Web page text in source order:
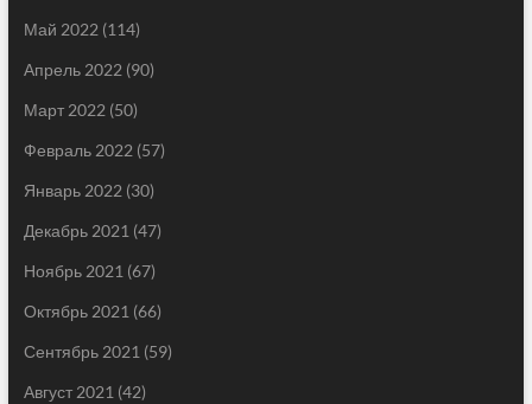
Май 2022 (114)
Апрель 2022 (90)
Март 2022 (50)
Февраль 2022 (57)
Январь 2022 (30)
Декабрь 2021 (47)
Ноябрь 2021 (67)
Октябрь 2021 (66)
Сентябрь 2021 (59)
Август 2021 (42)